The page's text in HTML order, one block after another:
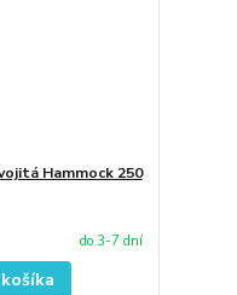
Hammock 250
do 3-7 dní